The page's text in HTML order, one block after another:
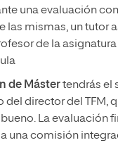
una evaluación
las mismas, un tutor
de la
de Mástertendrás el
director del TFM,
La evaluación
una comisión